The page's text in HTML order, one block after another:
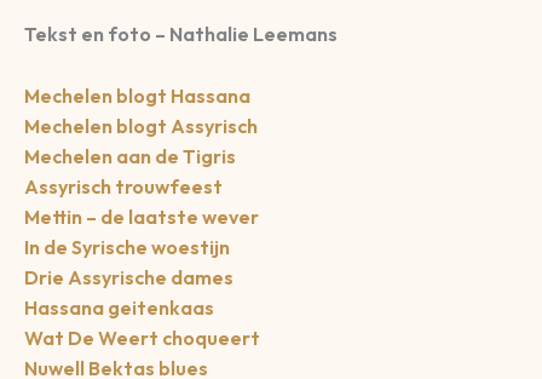
Tekst en foto – Nathalie Leemans
Mechelen blogt Hassana
Mechelen blogt Assyrisch
Mechelen aan de Tigris
Assyrisch trouwfeest
Mettin – de laatste wever
In de Syrische woestijn
Drie Assyrische dames
Hassana geitenkaas
Wat De Weert choqueert
Nuwell Bektas blues